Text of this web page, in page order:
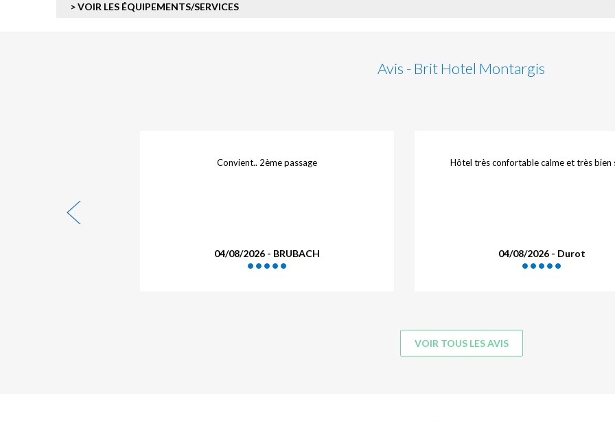
> VOIR LES ÉQUIPEMENTS/SERVICES
Avis - Brit Hotel Montargis
Je suis tousjour bien au BRIT de Montargis. C'et
Rien
VOIR TOUS LES AVIS